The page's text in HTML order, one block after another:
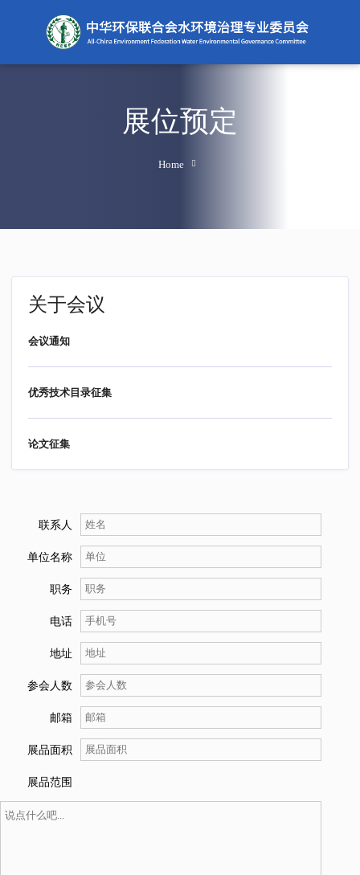
展位预定
Home
关于会议
会议通知
优秀技术目录征集
论文征集
联系人
单位名称
职务
电话
地址
参会人数
邮箱
展品面积
展品范围